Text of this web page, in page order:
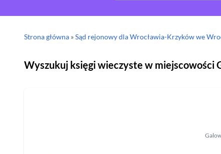
Strona główna »Sąd rejonowydla Wrocławia-Krzyków we
Wyszukuj księgi wieczyste w miejscowości